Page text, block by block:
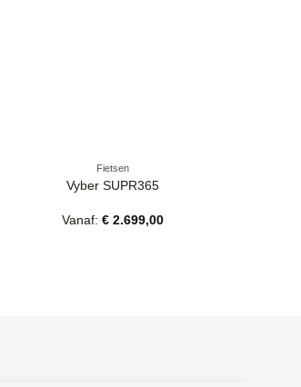
Fietsen
Vyber SUPR365
Vanaf: € 2.699,00